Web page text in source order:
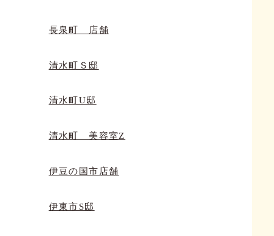
長泉町 店舗
清水町Ｓ邸
清水町U邸
清水町 美容室Z
伊豆の国市店舗
伊東市S邸